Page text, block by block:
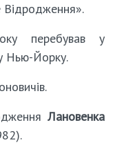
Відродження».
перебував у
Нью-Йорку.
Лановенка